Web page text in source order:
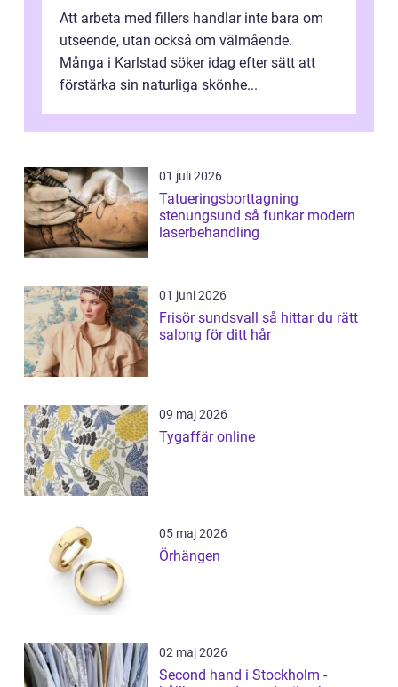
Att arbeta med fillers handlar inte bara om
utseende, utan också om välmående.
Många i Karlstad söker idag efter sätt att
förstärka sin naturliga skönhe...
01 juli 2026
Tatueringsborttagning
stenungsund så funkar modern
laserbehandling
01 juni 2026
Frisör sundsvall så hittar du rätt
salong för ditt hår
09 maj 2026
Tygaffär online
05 maj 2026
Örhängen
02 maj 2026
Second hand i Stockholm -